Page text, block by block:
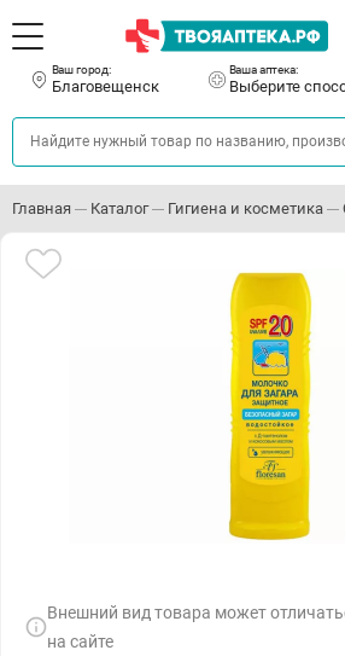
Ваш город:
Благовещенск
Ваша аптека:
Выберите
Главная Каталог Гигиена и косметика
Внешний вид товара может
на сайте